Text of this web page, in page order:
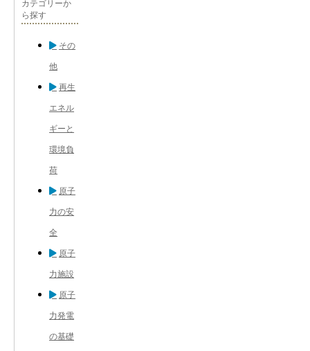
カテゴリーか
ら探す
その
他
再生
エネル
ギーと
環境負
荷
原子
力の安
全
原子
力施設
原子
力発電
の基礎